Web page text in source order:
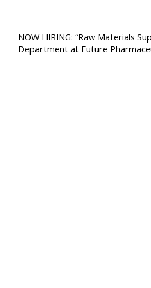
NOW HIRING: “Raw Materials
Department at Future